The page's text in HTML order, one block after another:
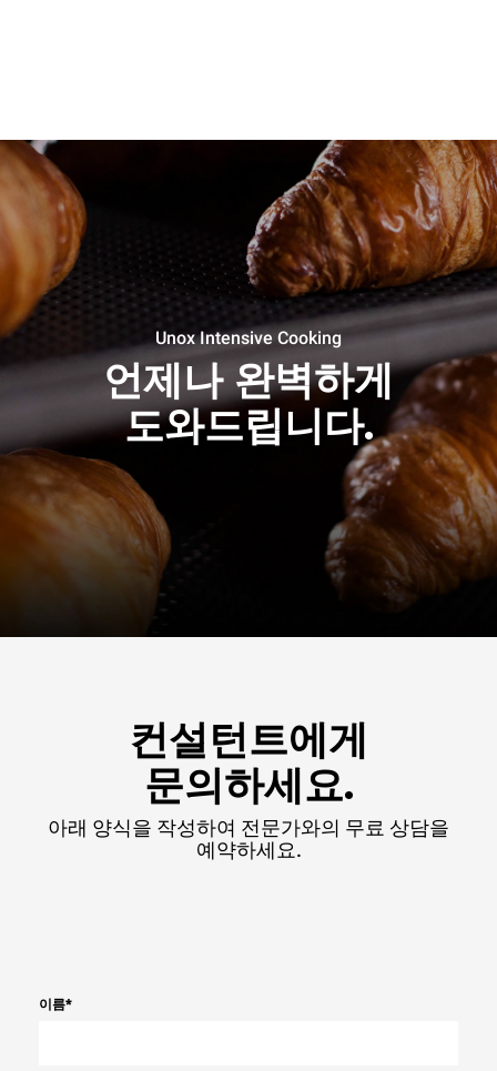
Unox Intensive Cooking
언제나 완벽하게
도와드립니다.
컨설턴트에게
문의하세요.
아래 양식을 작성하여 전문가와의 무료 상담을
예약하세요.
이름*